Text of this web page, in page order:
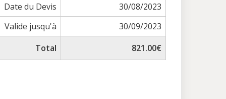
Date du Devis
30/08/2023
Valide jusqu'à
30/09/2023
Total
821.00€